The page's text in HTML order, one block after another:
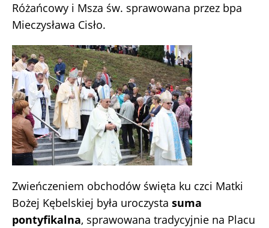
Różańcowy i Msza św. sprawowana przez bpa
Mieczysława Cisło.
Zwieńczeniem obchodów święta ku czci Matki
Bożej Kębelskiej była uroczysta suma
pontyfikalna, sprawowana tradycyjnie na Placu